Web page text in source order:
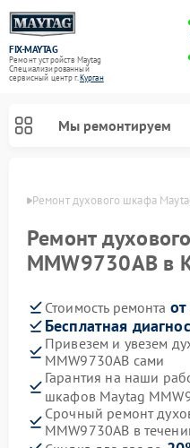
FIX-MAYTAG
Ремонт устройств Maytag
Специализированный
cервисный центр г.Курган
Мы ремонтируем
Ремонт духового шкафа
Ремонт
MMW9730AB в
Стоимость ремонта
Бесплатная
Привезем и увезем
MMW9730AB сами
Гарантия на наши
шкафов Maytag
Срочный ремонт
MMW9730AB в